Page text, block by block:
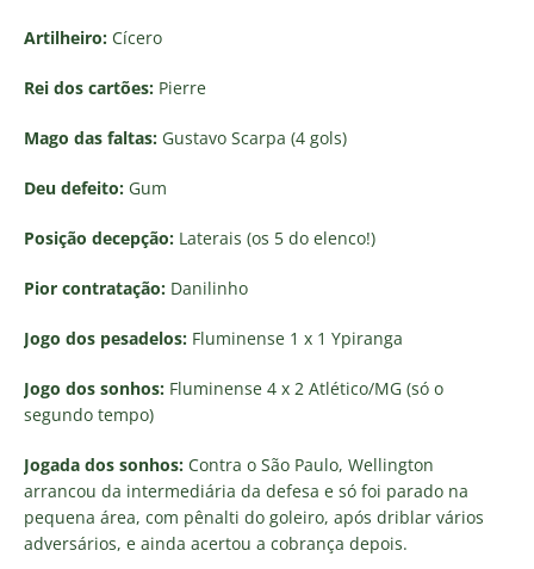
Artilheiro: Cícero
Rei dos cartões: Pierre
Mago das faltas: Gustavo Scarpa (4 gols)
Deu defeito: Gum
Posição decepção: Laterais (os 5 do elenco!)
Pior contratação: Danilinho
Jogo dos pesadelos: Fluminense 1 x 1 Ypiranga
Jogo dos sonhos: Fluminense 4 x 2 Atlético/MG (só o
segundo tempo)
Jogada dos sonhos: Contra o São Paulo, Wellington
arrancou da intermediária da defesa e só foi parado na
pequena área, com pênalti do goleiro, após driblar vários
adversários, e ainda acertou a cobrança depois.